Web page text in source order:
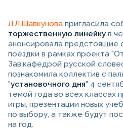
Л.Л.Шавкунова пригласила
торжественную линейку в
анонсировала предстоящие
поездки в рамках проекта
Зав.кафедрой русской
познакомила коллектив с
"установочного дня" 4
темой года во всех классах
игры, презентации новых
по выбору, а также будут
на год.